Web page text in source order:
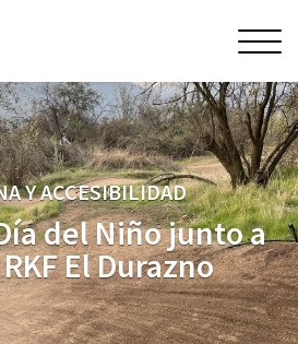
Menu
Y ACCESIBILIDAD
del Niño junto a
El Durazno